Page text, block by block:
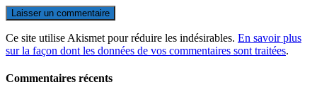
Ce site utilise Akismet pour réduire les indésirables. En savoir plus
sur la façon dont les données de vos commentaires sont traitées.
Commentaires récents